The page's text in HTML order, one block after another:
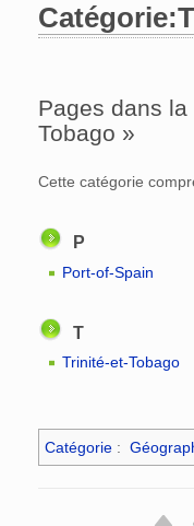
Pages dans
Tobago »
Cette catégorie
P
Port-of-Spain
T
Trinité-et-Tobago
Catégorie :